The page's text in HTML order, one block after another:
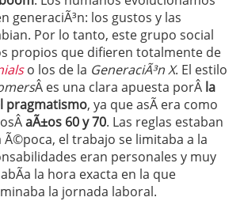
generaciÃ³n: los gustos y las
Por lo tanto, este grupo social
propios que difieren totalmente de
o los de la GeneraciÃ³n X. El estilo
Â es una clara apuesta porÂ la
pragmatismo, ya que asÃ­ era como
aÃ±os 60 y 70. Las reglas estaban
Ã©poca, el trabajo se limitaba a la
eran personales y muy
la hora exacta en la que
la jornada laboral.